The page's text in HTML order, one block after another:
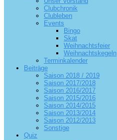
Clubchronik
Clubleben
Events
Bingo
Skat
Weihnachtsfeier
Weihnachtskegeln
Terminkalender
Beiträge
Saison 2018 / 2019
Saison 2017/2018
Saison 2016/2017
Saison 2015/2016
Saison 2014/2015
Saison 2013/2014
Saison 2012/2013
Sonstige
Quiz